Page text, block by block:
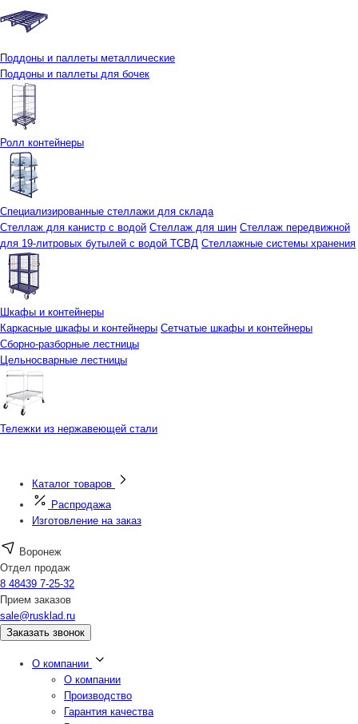
Поддоны и паллеты металлические
Поддоны и паллеты для бочек
Ролл контейнеры
Специализированные стеллажи для склада
Стеллаж для канистр с водой Стеллаж для шин Стеллаж передвижной
для 19-литровых бутылей с водой ТСВД Стеллажные системы хранения
Шкафы и контейнеры
Каркасные шкафы и контейнеры Сетчатые шкафы и контейнеры
Сборно-разборные лестницы
Цельносварные лестницы
Тележки из нержавеющей стали
Каталог товаров
Распродажа
Изготовление на заказ
Воронеж
Отдел продаж
8 48439 7-25-32
Прием заказов
sale@rusklad.ru
Заказать звонок
О компании
О компании
Производство
Гарантия качества